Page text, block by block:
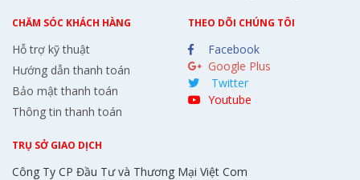
CHĂM SÓC KHÁCH HÀNG
Hỗ trợ kỹ thuật
Hướng dẫn thanh toán
Bảo mật thanh toán
Thông tin thanh toán
THEO DÕI CHÚNG TÔI
Facebook
Google Plus
Twitter
Youtube
TRỤ SỞ GIAO DỊCH
Công Ty CP Đầu Tư và Thương Mại Việt Com